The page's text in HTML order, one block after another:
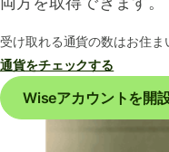
受け取れる通貨の数はお住ま
通貨をチェックする
Wiseアカウントを開